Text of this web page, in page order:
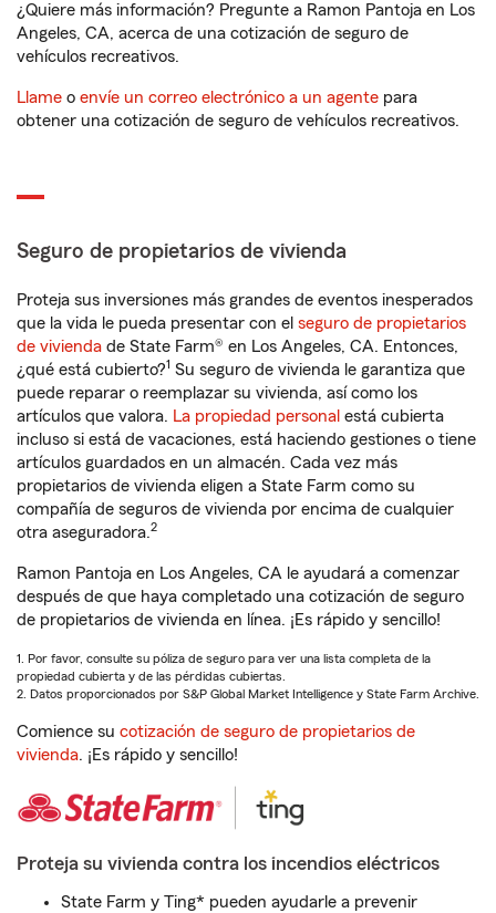
¿Quiere más información? Pregunte a Ramon Pantoja en Los
Angeles, CA, acerca de una cotización de seguro de
vehículos recreativos.
Llame o envíe un correo electrónico a un agente para
obtener una cotización de seguro de vehículos recreativos.
Seguro de propietarios de vivienda
Proteja sus inversiones más grandes de eventos inesperados
que la vida le pueda presentar con el seguro de propietarios
de vivienda de State Farm® en Los Angeles, CA. Entonces,
¿qué está cubierto?1 Su seguro de vivienda le garantiza que
puede reparar o reemplazar su vivienda, así como los
artículos que valora. La propiedad personal está cubierta
incluso si está de vacaciones, está haciendo gestiones o tiene
artículos guardados en un almacén. Cada vez más
propietarios de vivienda eligen a State Farm como su
compañía de seguros de vivienda por encima de cualquier
otra aseguradora.2
Ramon Pantoja en Los Angeles, CA le ayudará a comenzar
después de que haya completado una cotización de seguro
de propietarios de vivienda en línea. ¡Es rápido y sencillo!
1. Por favor, consulte su póliza de seguro para ver una lista completa de la
propiedad cubierta y de las pérdidas cubiertas.
2. Datos proporcionados por S&P Global Market Intelligence y State Farm Archive.
Comience su cotización de seguro de propietarios de
vivienda. ¡Es rápido y sencillo!
Proteja su vivienda contra los incendios eléctricos
State Farm y Ting* pueden ayudarle a prevenir